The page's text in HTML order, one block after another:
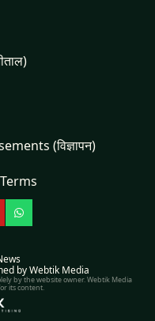
(विज्ञापन)
Terms
WhatsApp
by Webtik Media
by the website owner. Webtik Media
its content.